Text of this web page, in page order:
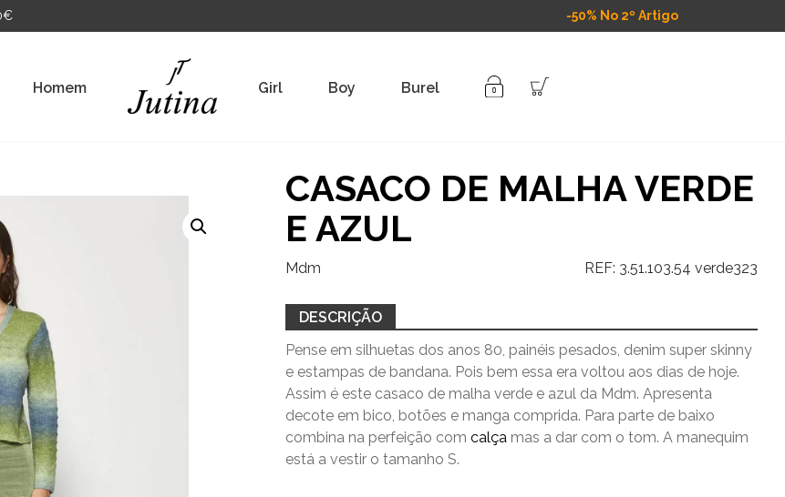
-50% No 2º Artigo
Homem Girl Boy Burel
CASACO DE MALHA VERDE
E AZUL
Mdm REF: 3.51.103.54 verde323
DESCRIÇÃO
Pense em silhuetas dos anos 80, painéis pesados, denim super skinny
e estampas de bandana. Pois bem essa era voltou aos dias de hoje.
Assim é este casaco de malha verde e azul da Mdm. Apresenta
decote em bico, botões e manga comprida. Para parte de baixo
combina na perfeição comcalça mas a dar com o tom. A manequim
está a vestir o tamanho S.